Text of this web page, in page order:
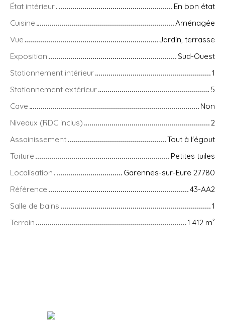
État intérieur
En bon état
Cuisine
Aménagée
Vue
Jardin, terrasse
Exposition
Sud-Ouest
Stationnement intérieur
1
Stationnement extérieur
5
Cave
Non
Niveaux (RDC inclus)
2
Assainissement
Tout à l'égout
Toiture
Petites tuiles
Localisation
Garennes-sur-Eure 27780
Référence
43-AA2
Salle de bains
1
Terrain
1 412 m²